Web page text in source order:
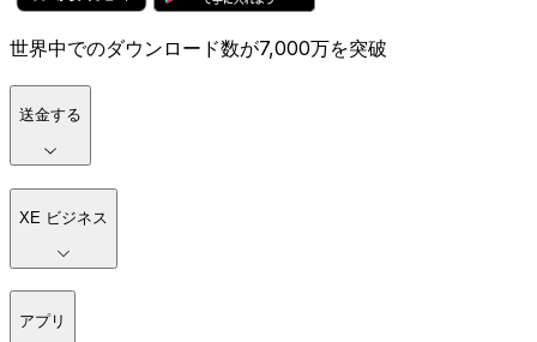
世界中でのダウンロード数が7,000万を突破
送金する
XE ビジネス
アプリ